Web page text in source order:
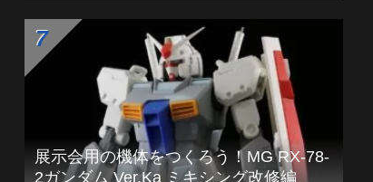
キシング改造 リシェッタベースカスタム
編